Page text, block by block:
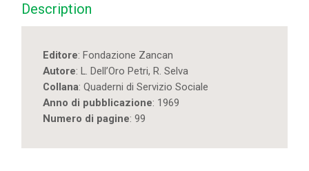
amministrazione
sociali
quantity
Description
Editore: Fondazione Zancan
Autore: L. Dell’Oro Petri, R. Selva
Collana: Quaderni di Servizio Sociale
Anno di pubblicazione: 1969
Numero di pagine: 99